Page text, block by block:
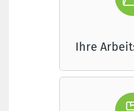
Ihre